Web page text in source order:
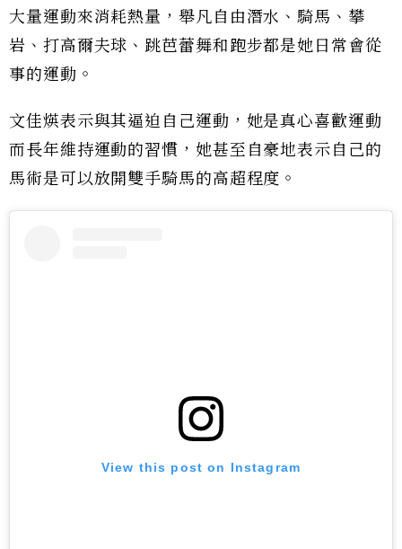
大量運動來消耗熱量，舉凡自由潛水、騎馬、攀
岩、打高爾夫球、跳芭蕾舞和跑步都是她日常會從
事的運動。
文佳煐表示與其逼迫自己運動，她是真心喜歡運動
而長年維持運動的習慣，她甚至自豪地表示自己的
馬術是可以放開雙手騎馬的高超程度。
View this post on Instagram